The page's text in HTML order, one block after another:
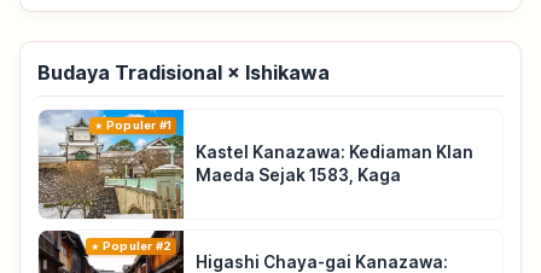
Budaya Tradisional × Ishikawa
Populer #1
Kastel Kanazawa: Kediaman Klan
Maeda Sejak 1583, Kaga
Populer #2
Higashi Chaya-gai Kanazawa: